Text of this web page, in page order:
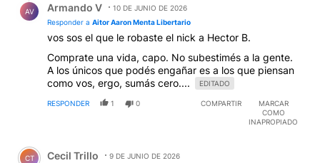
AV Armando V
10 DE JUNIO DE 2026
Responder a Aitor Aaron Menta Libertario
vos sos el que le robaste el nick a Hector B.
Comprate una vida, capo. No subestimés a la gente.
A los únicos que podés engañar es a los que piensan
como vos, ergo, sumás cero....
EDITADO
RESPONDER 1 0 COMPARTIR
MARCAR
COMO
INAPROPIADO
Comentario de Cecil Trillo.
CT Cecil Trillo 9 DE JUNIO DE 2026